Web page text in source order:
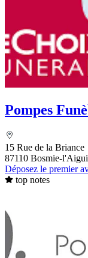
Pompes
15 Rue de la Briance
87110 Bosmie-
Déposez le premier
top notes